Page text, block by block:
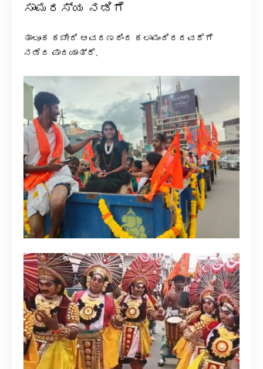
ಸಾಮರಸ್ಯ ನಡಿಗೆ
ತಾಲೂಕ ಕಚೇರಿ ಆವರಣದಿಂದ ಕಲಾಮಂದಿರದವರೆಗೆ
ನಡೆದ ಪಾದಯಾತ್ರೆ.